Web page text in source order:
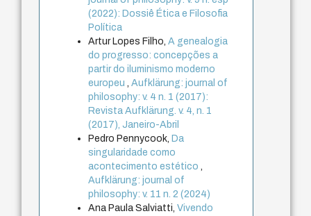
(2022): Dossiê Ética e Filosofia
Política
Artur Lopes Filho,A genealogia
do progresso: concepções a
partir do iluminismo moderno
europeu,Aufklärung: journal of
philosophy: v. 4 n. 1 (2017):
Revista Aufklärung. v. 4, n. 1
(2017), Janeiro-Abril
Pedro Pennycook, Da
singularidade como
acontecimento estético,
Aufklärung: journal of
philosophy: v. 11 n. 2 (2024)
Ana Paula Salviatti,Vivendo